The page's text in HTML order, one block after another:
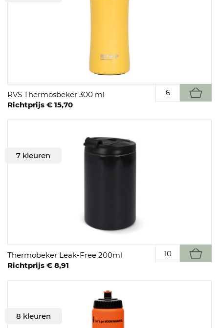
RVS Thermosbeker 300 ml
Richtprijs € 15,70
7 kleuren
Thermobeker Leak-Free 200ml
Richtprijs € 8,91
8 kleuren